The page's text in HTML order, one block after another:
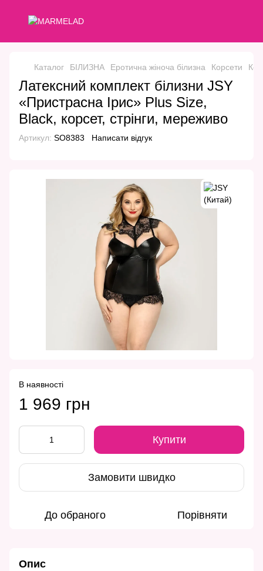
Каталог БІЛИЗНА Еротична жіноча білизна Корсети
Латексний комплект білизни JSY
«Пристрасна Ірис» Plus Size,
Black, корсет, стрінги, мереживо
Артикул: SO8383 Написати відгук
В наявності
1 969 грн
Купити
Замовити швидко
До обраного Порівняти
Опис